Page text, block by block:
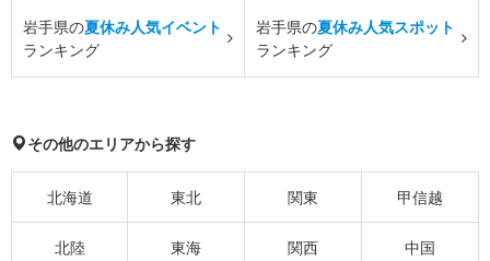
岩手県の夏休み人気イベント
ランキング
岩手県の夏休み人気スポット
ランキング
その他のエリアから探す
北海道 東北 関東 甲信越
北陸 東海 関西 中国